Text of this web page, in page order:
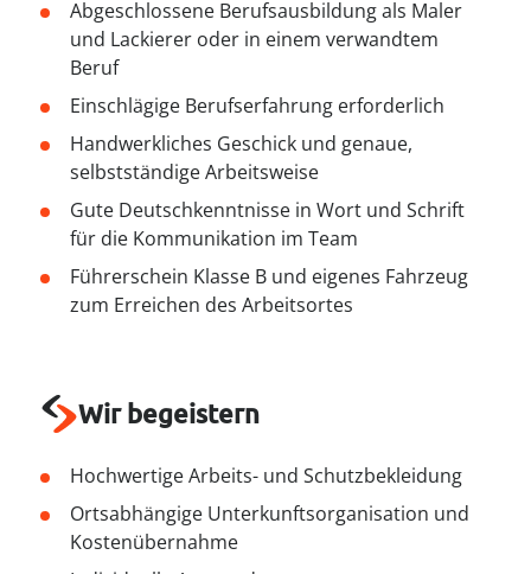
----
Abgeschlossene Berufsausbildung als Maler
und Lackierer oder in einem verwandtem
Beruf
Einschlägige Berufserfahrung erforderlich
Handwerkliches Geschick und genaue,
selbstständige Arbeitsweise
Gute Deutschkenntnisse in Wort und Schrift
für die Kommunikation im Team
Führerschein Klasse B und eigenes Fahrzeug
zum Erreichen des Arbeitsortes
Wir begeistern
Hochwertige Arbeits- und Schutzbekleidung
Ortsabhängige Unterkunftsorganisation und
Kostenübernahme